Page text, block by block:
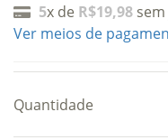
5x de R$19,98
Ver meios de
Quantidade